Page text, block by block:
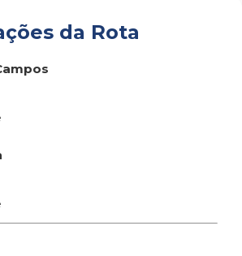
da Rota